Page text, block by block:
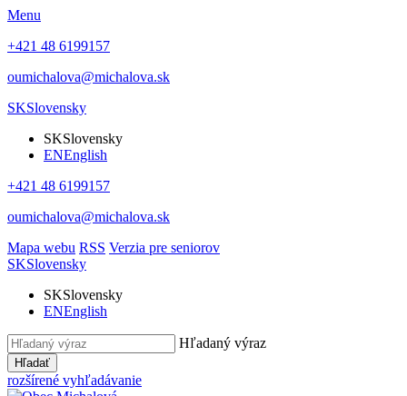
Menu
+421 48 6199157
oumichalova@michalova.sk
SKSlovensky
SKSlovensky
ENEnglish
+421 48 6199157
oumichalova@michalova.sk
Mapa webu RSS Verzia pre seniorov
SKSlovensky
SKSlovensky
ENEnglish
Hľadaný výraz
Hľadať
rozšírené vyhľadávanie